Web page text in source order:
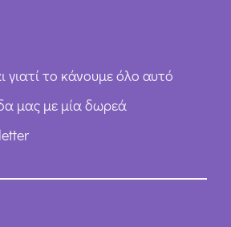
γιατί το κάνουμε όλο αυτό
μας με μία δωρεά